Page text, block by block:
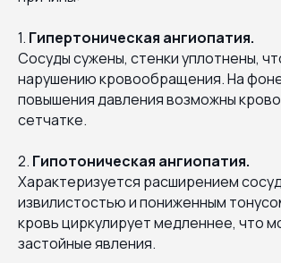
1. Гипертоническая ангиопатия.
Сосуды сужены, стенки уплотнены,
нарушению кровообращения. На
повышения давления возможны
сетчатке.
2. Гипотоническая ангиопатия.
Характеризуется расширением
извилистостью и пониженным
кровь циркулирует медленнее, что
застойные явления.